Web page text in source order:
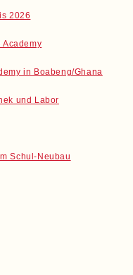
2026
in Boabeng/Ghana
und Labor
Schul-Neubau